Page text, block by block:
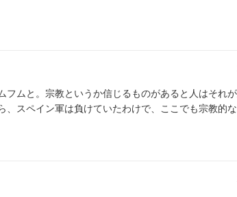
ムと。宗教というか信じるものがあると人はそれ
スペイン軍は負けていたわけで、ここでも宗教的